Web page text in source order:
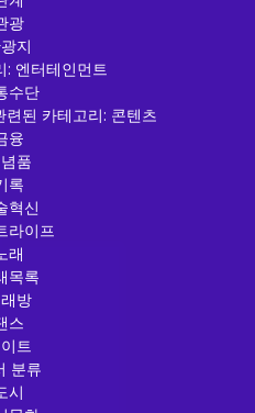
광
지
: 엔터테인먼트
수단
된 카테고리: 콘텐츠
융
품
록
혁신
라이프
래
목록
방
스
트
분류
시